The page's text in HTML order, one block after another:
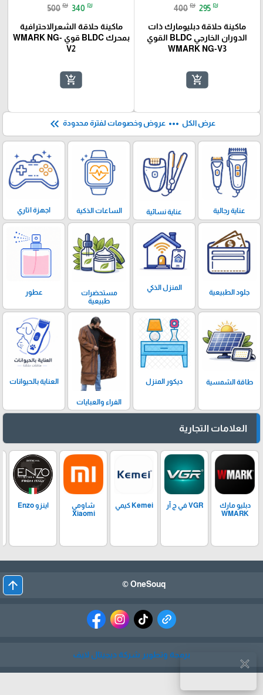
close
400 ₪ 295 ₪
ماكينة حلاقة دبليومارك ذات
الدوران الخارجي BLDC القوي
WMARK NG-V3
add_shopping_cart
500 ₪ 340 ₪
ماكينة حلاقة الشعرالاحترافية
بمحرك BLDC قوي WMARK NG-
V2
add_shopping_cart
عرض الكل more_horiz عروض وخصومات لفترة محدودة keyboard_double_arrow_left
عناية رجالية عناية نسائية الساعات الذكية اجهزة اتاري
جلود الطبيعية
المنزل الذكي
مستحضرات
طبيعية
عطور
طاقة الشمسية ديكور المنزل
الفراء والعبايات
العناية بالحيوانات
العلامات التجارية
دبليو مارك
WMARK
VGR في ج آر Kemei كيمي
شاومي
Xiaomi
اينزو Enzo
OneSouq ©
arrow_upward
برمجة وتطوير شركة ديجيتال لايف